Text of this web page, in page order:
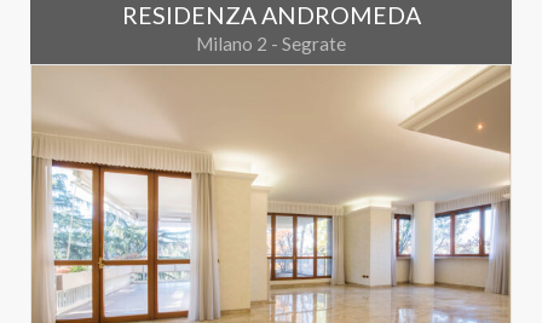
RESIDENZA ANDROMEDA
Milano 2 - Segrate